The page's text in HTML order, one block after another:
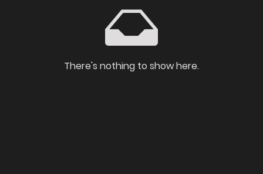
There's nothing to show here.